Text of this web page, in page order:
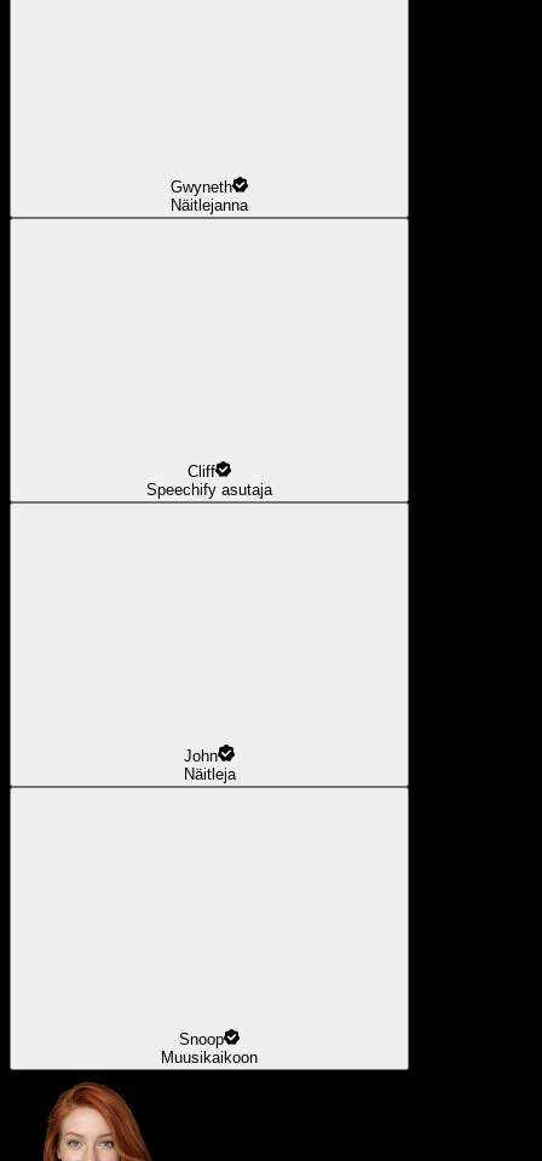
Gwyneth
Näitlejanna
Cliff
Speechify asutaja
John
Näitleja
Snoop
Muusikaikoon